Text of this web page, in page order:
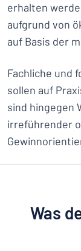
erhalten
aufgrund von
auf Basis der
Fachliche und
sollen auf
sind hingegen
irreführender
Was